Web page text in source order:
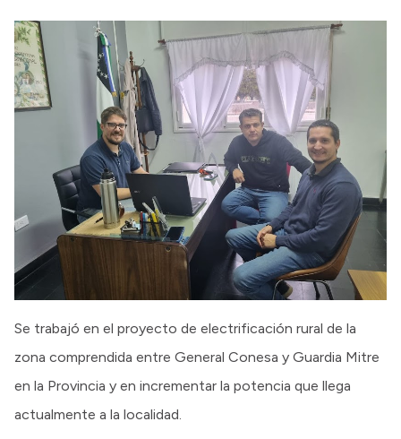
Se trabajó en el proyecto de electrificación rural de la
zona comprendida entre General Conesa y Guardia Mitre
en la Provincia y en incrementar la potencia que llega
actualmente a la localidad.